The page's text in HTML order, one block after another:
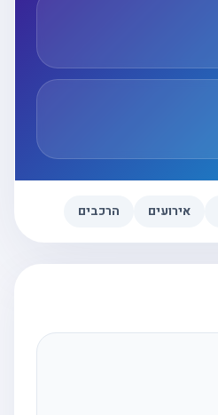
אירועים הרכבים